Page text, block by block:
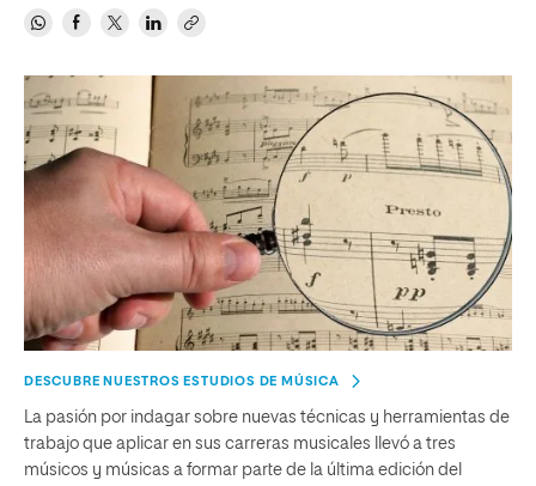
DESCUBRE NUESTROS ESTUDIOS DE MÚSICA
La pasión por indagar sobre nuevas técnicas y herramientas de
trabajo que aplicar en sus carreras musicales llevó a tres
músicos y músicas a formar parte de la última edición del